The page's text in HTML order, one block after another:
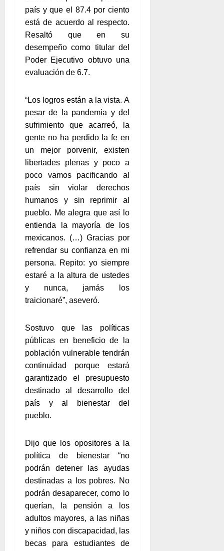
país y que el 87.4 por ciento
está de acuerdo al respecto.
Resaltó que en su
desempeño como titular del
Poder Ejecutivo obtuvo una
evaluación de 6.7.
“Los logros están a la vista. A
pesar de la pandemia y del
sufrimiento que acarreó, la
gente no ha perdido la fe en
un mejor porvenir, existen
libertades plenas y poco a
poco vamos pacificando al
país sin violar derechos
humanos y sin reprimir al
pueblo. Me alegra que así lo
entienda la mayoría de los
mexicanos. (…) Gracias por
refrendar su confianza en mi
persona. Repito: yo siempre
estaré a la altura de ustedes
y nunca, jamás los
traicionaré”, aseveró.
Sostuvo que las políticas
públicas en beneficio de la
población vulnerable tendrán
continuidad porque estará
garantizado el presupuesto
destinado al desarrollo del
país y al bienestar del
pueblo.
Dijo que los opositores a la
política de bienestar “no
podrán detener las ayudas
destinadas a los pobres. No
podrán desaparecer, como lo
querían, la pensión a los
adultos mayores, a las niñas
y niños con discapacidad, las
becas para estudiantes de